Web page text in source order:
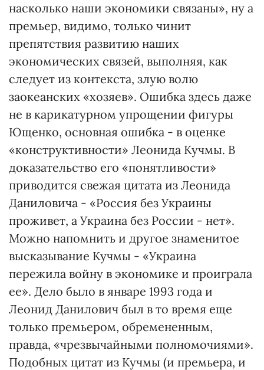
насколько наши экономики связаны», ну а
премьер, видимо, только чинит
препятствия развитию наших
экономических связей, выполняя, как
следует из контекста, злую волю
заокеанских «хозяев». Ошибка здесь даже
не в карикатурном упрощении фигуры
Ющенко, основная ошибка - в оценке
«конструктивности» Леонида Кучмы. В
доказательство его «понятливости»
приводится свежая цитата из Леонида
Даниловича - «Россия без Украины
проживет, а Украина без России - нет».
Можно напомнить и другое знаменитое
высказывание Кучмы - «Украина
пережила войну в экономике и проиграла
ее». Дело было в январе 1993 года и
Леонид Данилович был в то время еще
только премьером, обремененным,
правда, «чрезвычайными полномочиями».
Подобных цитат из Кучмы (и премьера, и